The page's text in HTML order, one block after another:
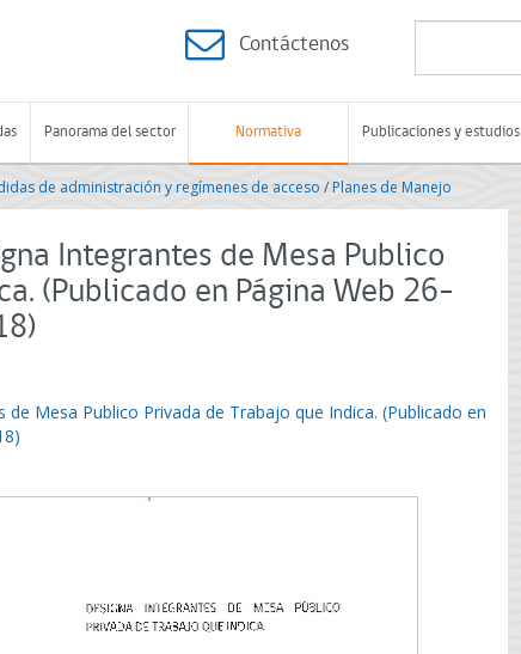
Contáctenos
Panorama del sector Normativa Publicaciones y estudios
de administración y regímenes de acceso / Planes de Manejo
Integrantes de Mesa Publico
(Publicado en Página Web 26-
de Mesa Publico Privada de Trabajo que Indica. (Publicado en